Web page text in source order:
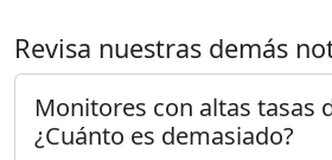
Revisa nuestras demás
Monitores con altas tasas
¿Cuánto es demasiado?